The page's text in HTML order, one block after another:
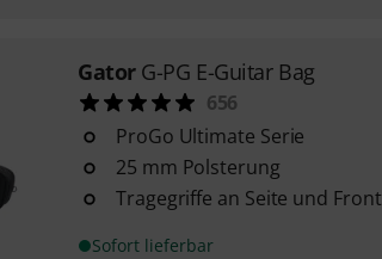
Gator G-PG E-Guitar Bag
656
ProGo Ultimate Serie
25 mm Polsterung
Tragegriffe an Seite und Front
Sofort lieferbar